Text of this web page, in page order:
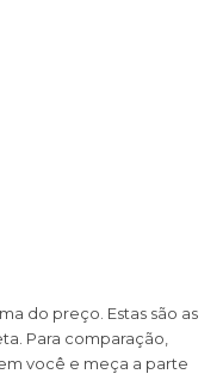
do preço. Estas são as
Para comparação,
você e meça a parte